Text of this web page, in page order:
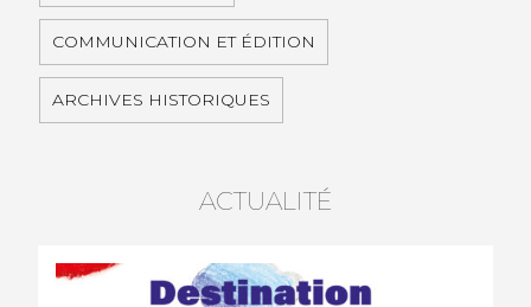
COMMUNICATION ET ÉDITION
ARCHIVES HISTORIQUES
ACTUALITÉ